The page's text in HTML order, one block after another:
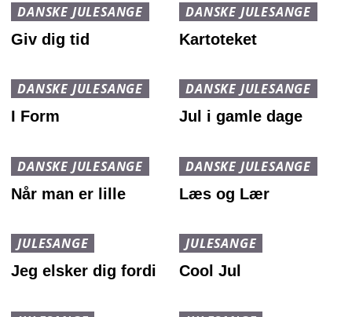
DANSKE JULESANGE
Giv dig tid
DANSKE JULESANGE
Kartoteket
DANSKE JULESANGE
I Form
DANSKE JULESANGE
Jul i gamle dage
DANSKE JULESANGE
Når man er lille
DANSKE JULESANGE
Læs og Lær
JULESANGE
Jeg elsker dig fordi
JULESANGE
Cool Jul